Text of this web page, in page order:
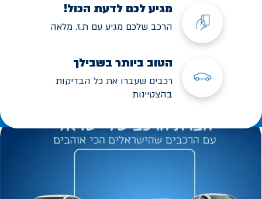
מגיע לכם לדעת הכול!
הרכב שלכם מגיע עם ת.ז. מלאה
הטוב ביותר בשבילך
רכבים שעברו את כל הבדיקות
בהצטיינות